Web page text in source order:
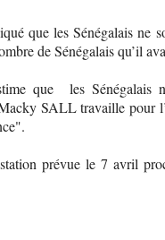
que les Sénégalais ne
de Sénégalais qu’il
que les Sénégalais
SALL travaille pour
prévue le 7 avril